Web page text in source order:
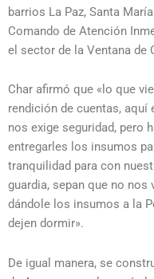
barrios La Paz, Santa
Comando de Atención
el sector de la Ventana de
Char afirmó que «lo que
rendición de cuentas,
nos exige seguridad, pero
entregarles los insumos
tranquilidad para con
guardia, sepan que no
dándole los insumos a la
dejen dormir».
De igual manera, se